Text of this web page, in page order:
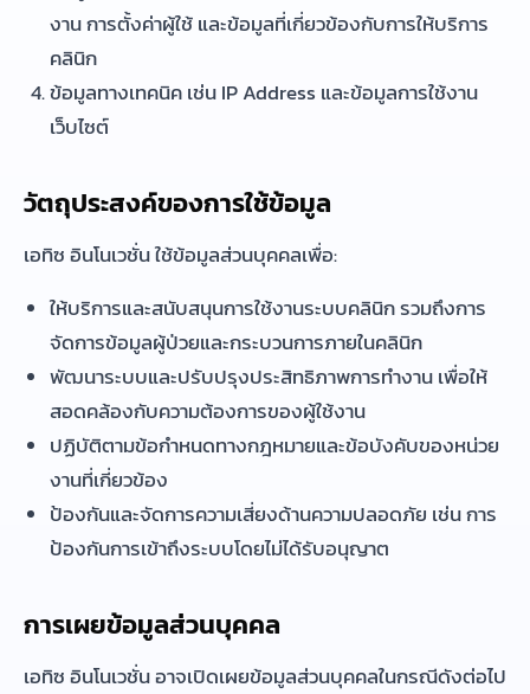
งาน การตั้งค่าผู้ใช้ และข้อมูลที่เกี่ยวข้องกับการให้บริการ
คลินิก
ข้อมูลทางเทคนิค เช่น IP Address และข้อมูลการใช้งาน
เว็บไซต์
วัตถุประสงค์ของการใช้ข้อมูล
เอทิซ อินโนเวชั่น ใช้ข้อมูลส่วนบุคคลเพื่อ:
ให้บริการและสนับสนุนการใช้งานระบบคลินิก รวมถึงการ
จัดการข้อมูลผู้ป่วยและกระบวนการภายในคลินิก
พัฒนาระบบและปรับปรุงประสิทธิภาพการทำงาน เพื่อให้
สอดคล้องกับความต้องการของผู้ใช้งาน
ปฏิบัติตามข้อกำหนดทางกฎหมายและข้อบังคับของหน่วย
งานที่เกี่ยวข้อง
ป้องกันและจัดการความเสี่ยงด้านความปลอดภัย เช่น การ
ป้องกันการเข้าถึงระบบโดยไม่ได้รับอนุญาต
การเผยข้อมูลส่วนบุคคล
เอทิซ อินโนเวชั่น อาจเปิดเผยข้อมูลส่วนบุคคลในกรณีดังต่อไป